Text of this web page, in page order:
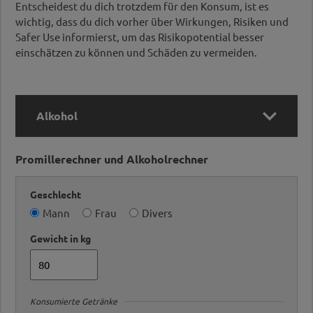
Entscheidest du dich trotzdem für den Konsum, ist es
wichtig, dass du dich vorher über Wirkungen, Risiken und
Safer Use informierst, um das Risikopotential besser
einschätzen zu können und Schäden zu vermeiden.
Alkohol 
Alkohol
Substanz
Alkohol (Ethanol) wird durch die Vergärung von
Konsumform: trinken.
Wirkung
der Einnahme höchste Alkoholkonzentration im
Promillerechner und Alkoholrechner
Geschlecht
Mann Frau Divers
Gewicht in kg
Konsumierte Getränke